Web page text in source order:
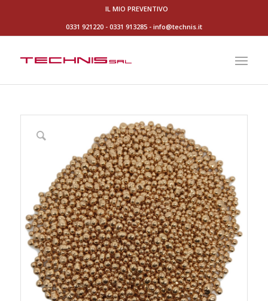
IL MIO PREVENTIVO
0331 921220- 0331 913285- info@technis.it